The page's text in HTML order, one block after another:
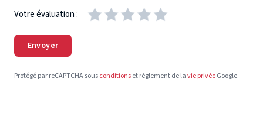
Votre évaluation :
Envoyer
Protégé par reCAPTCHA sousconditionset règlement de lavie privéeGoogle.